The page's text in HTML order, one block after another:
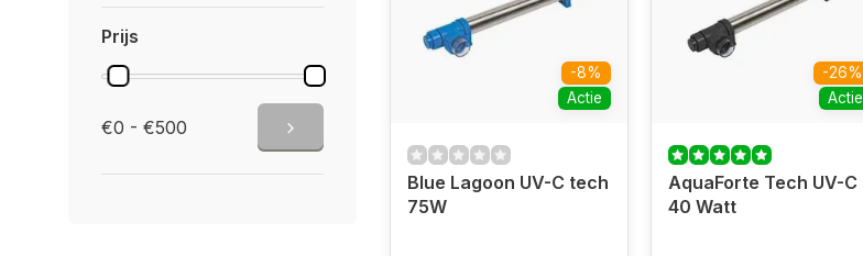
Prijs
€0 - €500
-8%
Actie
Blue Lagoon UV-C tech
75W
-26%
Actie
AquaForte Tech UV-C
40 Watt